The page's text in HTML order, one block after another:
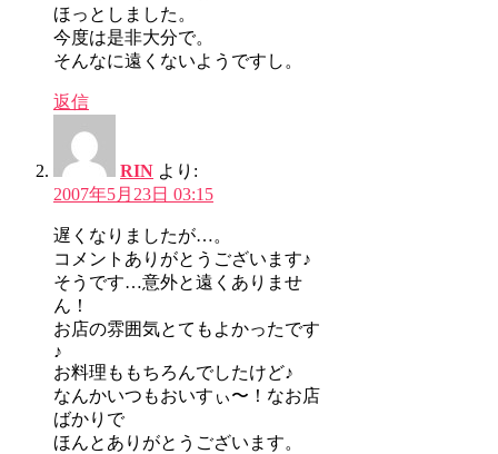
ほっとしました。
今度は是非大分で。
そんなに遠くないようですし。
返信
RIN より:
2007年5月23日 03:15
遅くなりましたが…。
コメントありがとうございます♪
そうです…意外と遠くありませ
ん！
お店の雰囲気とてもよかったです
♪
お料理ももちろんでしたけど♪
なんかいつもおいすぃ〜！なお店
ばかりで
ほんとありがとうございます。